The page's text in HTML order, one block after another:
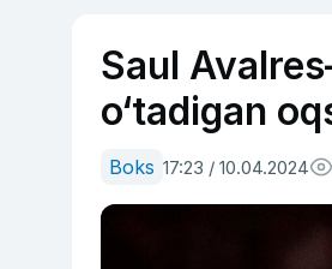
Saul
o‘tadigan
Boks 17:23 / 10.04.2024